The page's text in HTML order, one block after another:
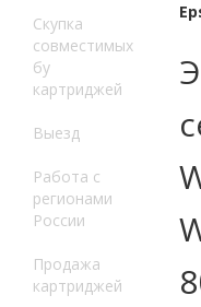
Скупка
совместимых
бу
картриджей
Выезд
Работа с
регионами
России
Продажа
картриджей